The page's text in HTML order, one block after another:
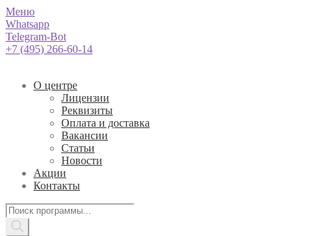
Меню
Whatsapp
Telegram-Bot
+7 (495) 266-60-14
О центре
Лицензии
Реквизиты
Оплата и доставка
Вакансии
Статьи
Новости
Акции
Контакты
Поиск
товаров